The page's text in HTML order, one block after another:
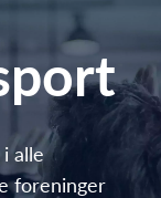
alle
foreninger